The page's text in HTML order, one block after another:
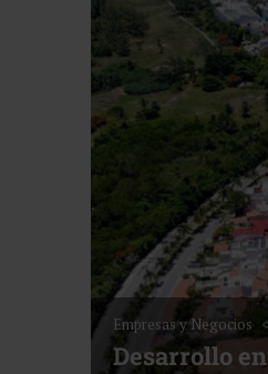
Empresas y Negocios
Desarrollo